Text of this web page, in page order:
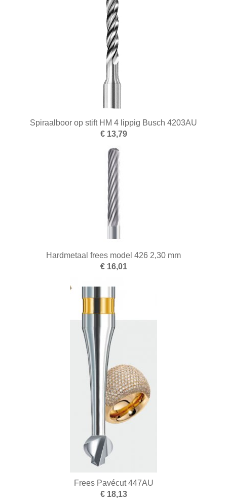
Spiraalboor op stift HM 4 lippig Busch 4203AU
€ 13,79
Hardmetaal frees model 426 2,30 mm
€ 16,01
Frees Pavécut 447AU
€ 18,13